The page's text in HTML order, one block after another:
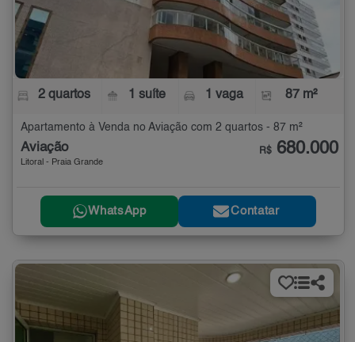
2 quartos 1 suíte 1 vaga 87 m²
Apartamento à Venda no Aviação com 2 quartos - 87 m²
Aviação
Litoral - Praia Grande
R$ 680.000
WhatsApp Contatar